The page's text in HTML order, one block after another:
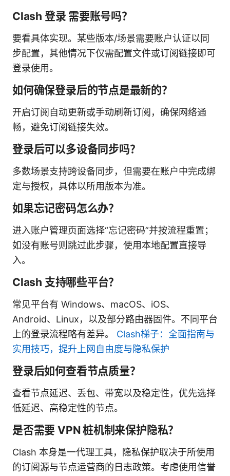
Clash 登录 需要账号吗？
要看具体实现。某些版本/场景需要账户认证以同
步配置，其他情况下仅需配置文件或订阅链接即可
登录使用。
如何确保登录后的节点是最新的？
开启订阅自动更新或手动刷新订阅，确保网络通
畅，避免订阅链接失效。
登录后可以多设备同步吗？
多数场景支持跨设备同步，但需要在账户中完成绑
定与授权，具体以所用版本为准。
如果忘记密码怎么办？
进入账户管理页面选择“忘记密码”并按流程重置；
如没有账号则跳过此步骤，使用本地配置直接导
入。
Clash 支持哪些平台？
常见平台有 Windows、macOS、iOS、
Android、Linux，以及部分路由器固件。不同平台
上的登录流程略有差异。 Clash梯子：全面指南与
实用技巧，提升上网自由度与隐私保护
登录后如何查看节点质量？
查看节点延迟、丢包、带宽以及稳定性，优先选择
低延迟、高稳定性的节点。
是否需要 VPN 桩机制来保护隐私？
Clash 本身是一代理工具，隐私保护取决于所使用
的订阅源与节点运营商的日志政策。考虑使用信誉